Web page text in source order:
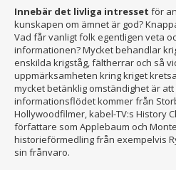
Innebär det livliga intresset för
kunskapen om ämnet är god?
Vad får vanligt folk egentligen veta
informationen? Mycket behandlar
enskilda krigståg, fältherrar och så
uppmärksamheten kring kriget
mycket betänklig omständighet är
informationsflödet kommer från
Hollywoodfilmer, kabel-TV:s History
författare som Applebaum och
historieförmedling från exempelvis
sin frånvaro.